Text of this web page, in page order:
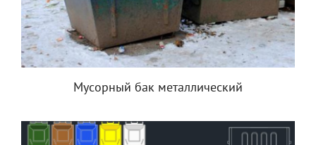
Мусорный бак металлический